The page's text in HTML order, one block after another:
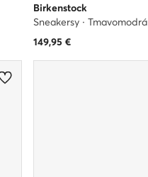
Birkenstock
Sneakersy · Tmavomodrá
149,95 €